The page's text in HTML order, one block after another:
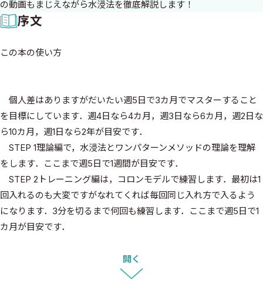
の動画もまじえながら水浸法を徹底解説します！
序文
この本の使い方
個人差はありますがだいたい週5日で3カ月でマスターすること
を目標にしています．週4日なら4カ月，週3日なら6カ月，週2日な
ら10カ月，週1日なら2年が目安です．
STEP 1理論編で，水浸法とワンパターンメソッドの理論を理解
をします．ここまで週5日で1週間が目安です．
STEP 2トレーニング編は，コロンモデルで練習します．最初は1
回入れるのも大変ですがなれてくれば毎回同じ入れ方で入るよう
になります．3分を切るまで何回も練習します．ここまで週5日で1
カ月が目安です．
す．その後指導医のもとで実践します．だいたい100例でほとんど
挿入できるようになり，ポリペクトミーにも自信がついたら独り
開く